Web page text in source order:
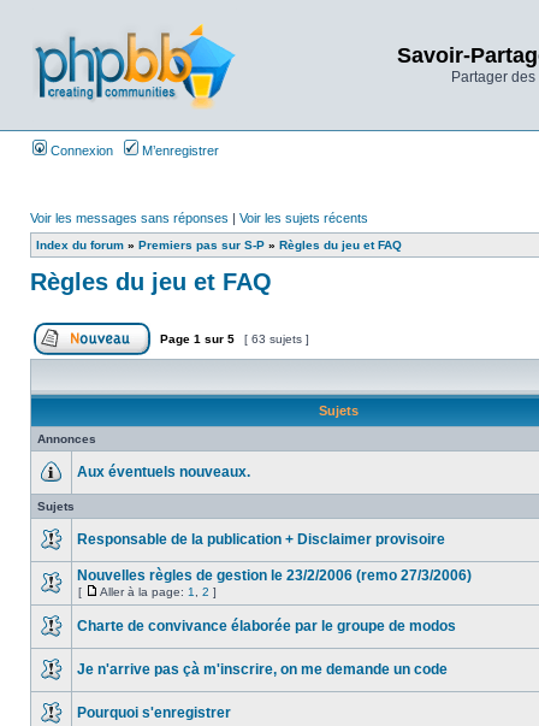
Savoir-
Partager
Connexion M’enregistrer
Voir les messages sans réponses | Voir les sujets récents
Index du forum » Premiers pas sur S-P » Règles du jeu et FAQ
Règles du jeu et FAQ
Page 1 sur 5 [ 63 sujets ]
Sujets
Annonces
Aux éventuels nouveaux.
Sujets
Responsable de la publication + Disclaimer provisoire
Nouvelles règles de gestion le 23/2/2006 (remo 27/3/2006)
[ Aller à la page: 1 2 ]
Charte de convivance élaborée par le groupe de modos
Je n'arrive pas çà m'inscrire, on me demande un code
Pourquoi s'enregistrer